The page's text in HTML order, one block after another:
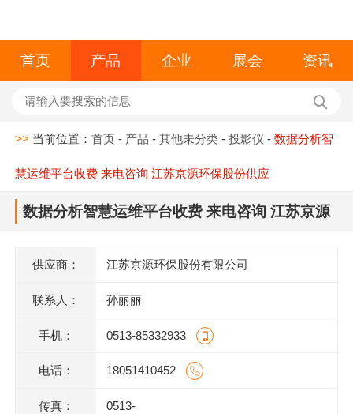
首页 产品 企业 展会 资讯
>> 当前位置：首页 - 产品 -其他未分类 -投影仪 -数据分析智
慧运维平台收费 来电咨询 江苏京源环保股份供应
数据分析智慧运维平台收费 来电咨询 江苏京源
供应商： 江苏京源环保股份有限公司
联系人： 孙丽丽
手机： 0513-85332933
电话： 18051410452
传真： 0513-